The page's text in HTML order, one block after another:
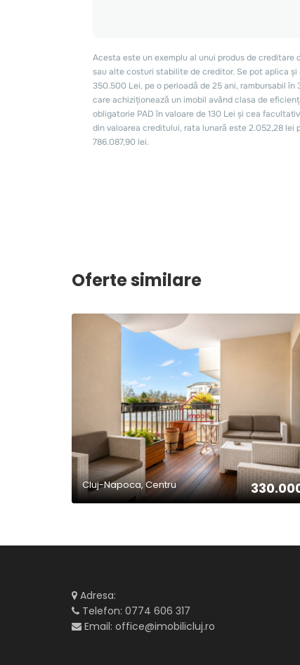
Oferte similare
Cluj-Napoca, Centru
Adresa:
Telefon: 0774 606 317
Email: office@imobilicluj.ro